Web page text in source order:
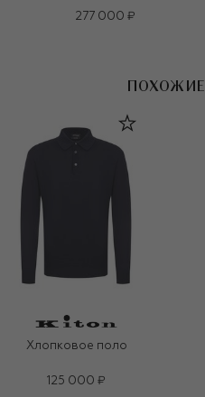
277 000 ₽
Хлопковое поло
125 000 ₽